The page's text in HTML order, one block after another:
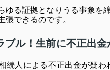
ゆる証拠となりうる事象を
張できるのです。
ブル！生前に不正出
続人による不正出金が疑